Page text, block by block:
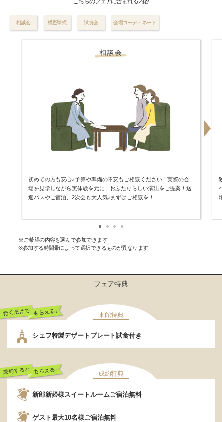
相談会 模擬挙式 試食会 会場コーディネート
相談会
初めての方も安心♪予算や準備の不安もご相談ください！実際の会
場を見学しながら実体験を元に、おふたりらしい演出をご提案！送
迎バスやご宿泊、2次会も大人気♪まずはご相談を！
※ご希望の内容を選んで参加できます
※参加する時間帯によって選択できるものが異なります
フェア特典
来館特典
シェフ特製デザートプレート試食付き
成約特典
新郎新婦様スイートルームご宿泊無料
ゲスト最大10名様ご宿泊無料